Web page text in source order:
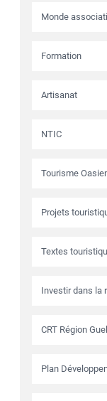
Monde
Formation
Artisanat
NTIC
Tourisme
Projets
Textes
Investir dans la
CRT Région
Plan